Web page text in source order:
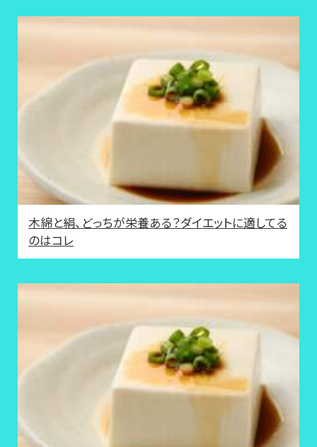
木綿と絹、どっちが栄養ある？ダイエットに適してる
のはコレ